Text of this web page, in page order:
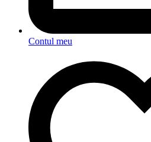
Contul meu